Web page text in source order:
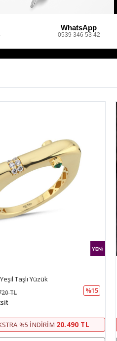
WhatsApp
0539 346 53 42
Taşlı Yüzük
TL %15
%5 İNDIRIM 20.490 TL